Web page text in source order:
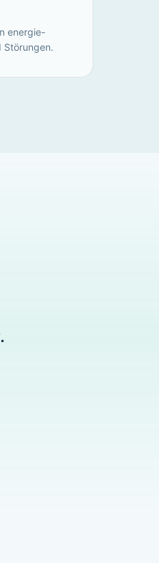
energie-
Störungen.